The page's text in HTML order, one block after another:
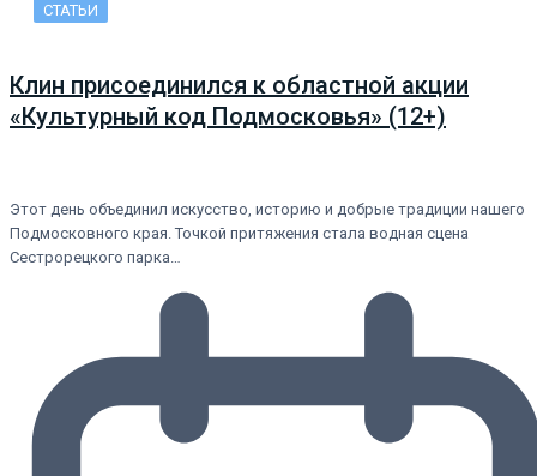
СТАТЬИ
Клин присоединился к областной акции
«Культурный код Подмосковья» (12+)
Этот день объединил искусство, историю и добрые традиции нашего
Подмосковного края. Точкой притяжения стала водная сцена
Сестрорецкого парка…